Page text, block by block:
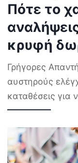
Πότε το
κρυφή
Γρήγορες
αυστηρούς
καταθέσεις για